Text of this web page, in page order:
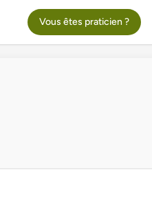
Vous êtes praticien ?